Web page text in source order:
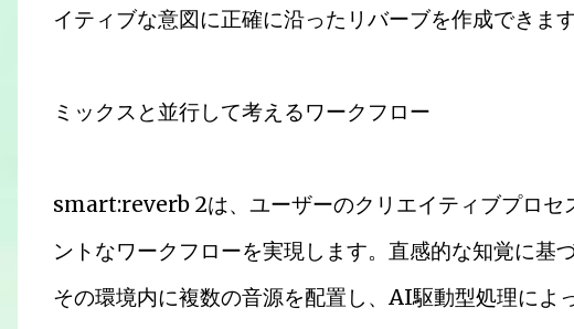
イティブな意図に正確に沿ったリバーブを作成できます
ミックスと並行して考えるワークフロー
smart:reverb 2は、ユーザーのクリエイティブプロセ
ントなワークフローを実現します。直感的な知覚に基
その環境内に複数の音源を配置し、AI駆動型処理によ